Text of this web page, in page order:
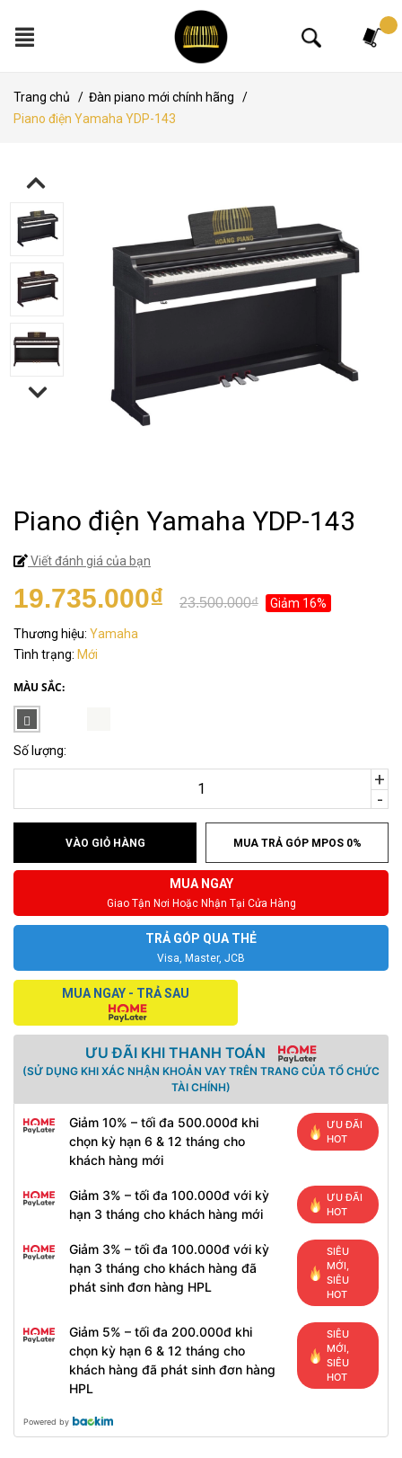
Trang chủ / Đàn piano mới chính hãng
/
Piano điện Yamaha YDP-143
Piano điện Yamaha YDP-143
Viết đánh giá của bạn
19.735.000₫ 23.500.000₫ Giảm 16%
Thương hiệu: Yamaha
Tình trạng: Mới
MÀU SẮC:
Số lượng:
-
+
VÀO GIỎ HÀNG MUA TRẢ GÓP MPOS 0%
MUA NGAY
Giao Tận Nơi Hoặc Nhận Tại Cửa Hàng
TRẢ GÓP QUA THẺ
Visa, Master, JCB
MUA NGAY - TRẢ SAU
ƯU ĐÃI KHI THANH TOÁN
(SỬ DỤNG KHI XÁC NHẬN KHOẢN VAY TRÊN TRANG CỦA TỔ CHỨC
TÀI CHÍNH)
Giảm 10% – tối đa 500.000đ khi
chọn kỳ hạn 6 & 12 tháng cho
khách hàng mới
ƯU ĐÃI
HOT
Giảm 3% – tối đa 100.000đ với kỳ
hạn 3 tháng cho khách hàng mới
ƯU ĐÃI
HOT
Giảm 3% – tối đa 100.000đ với kỳ
hạn 3 tháng cho khách hàng đã
phát sinh đơn hàng HPL
SIÊU
MỚI,
SIÊU
HOT
Giảm 5% – tối đa 200.000đ khi
chọn kỳ hạn 6 & 12 tháng cho
khách hàng đã phát sinh đơn hàng
HPL
SIÊU
MỚI,
SIÊU
HOT
Powered by